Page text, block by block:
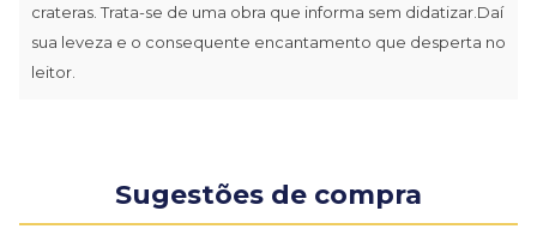
crateras. Trata-se de uma obra que informa sem didatizar.Daí
sua leveza e o consequente encantamento que desperta no
leitor.
Sugestões de compra